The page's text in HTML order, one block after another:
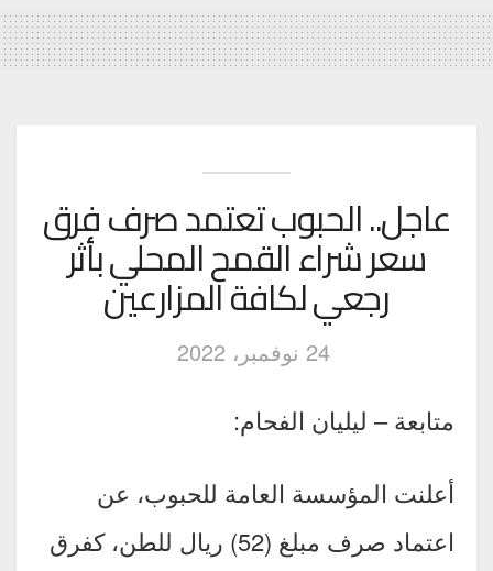
عاجل.. الحبوب تعتمد صرف فرق
سعر شراء القمح المحلي بأثر
رجعي لكافة المزارعين
24 نوفمبر، 2022
متابعة – ليليان الفحام:
أعلنت المؤسسة العامة للحبوب، عن
اعتماد صرف مبلغ (52) ريال للطن، كفرق